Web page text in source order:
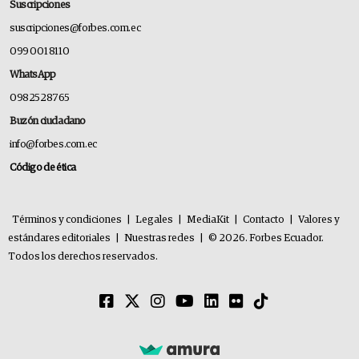
Suscripciones
suscripciones@forbes.com.ec
099 001 8110
WhatsApp
0982528765
Buzón ciudadano
info@forbes.com.ec
Código de ética
Términos y condiciones Legales MediaKit Contacto
Valores y
estándares editoriales
Nuestras redes
© 2026. Forbes Ecuador.
Todos los derechos reservados.